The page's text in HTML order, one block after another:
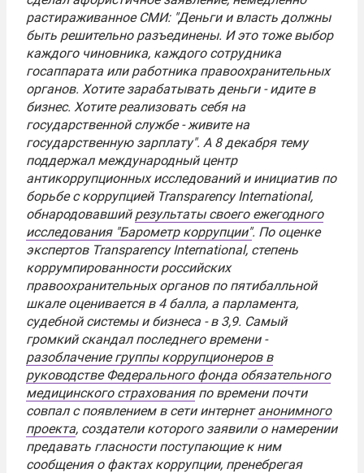
растираживанное СМИ: "Деньги и власть должны
быть решительно разъединены. И это тоже выбор
каждого чиновника, каждого сотрудника
госаппарата или работника правоохранительных
органов. Хотите зарабатывать деньги - идите в
бизнес. Хотите реализовать себя на
государственной службе - живите на
государственную зарплату". А 8 декабря тему
поддержал международный центр
антикоррупционных исследований и инициатив по
борьбе с коррупцией Transparency International,
обнародовавший результаты своего ежегодного
исследования "Барометр коррупции". По оценке
экспертов Transparency International, степень
коррумпированности российских
правоохранительных органов по пятибалльной
шкале оценивается в 4 балла, а парламента,
судебной системы и бизнеса - в 3,9. Самый
громкий скандал последнего времени -
разоблачение группы коррупционеров в
руководстве Федерального фонда обязательного
медицинского страхованияпо времени почти
совпал с появлением в сети интернетанонимного
проекта, создатели которого заявили о намерении
предавать гласности поступающие к ним
сообщения о фактах коррупции, пренебрегая